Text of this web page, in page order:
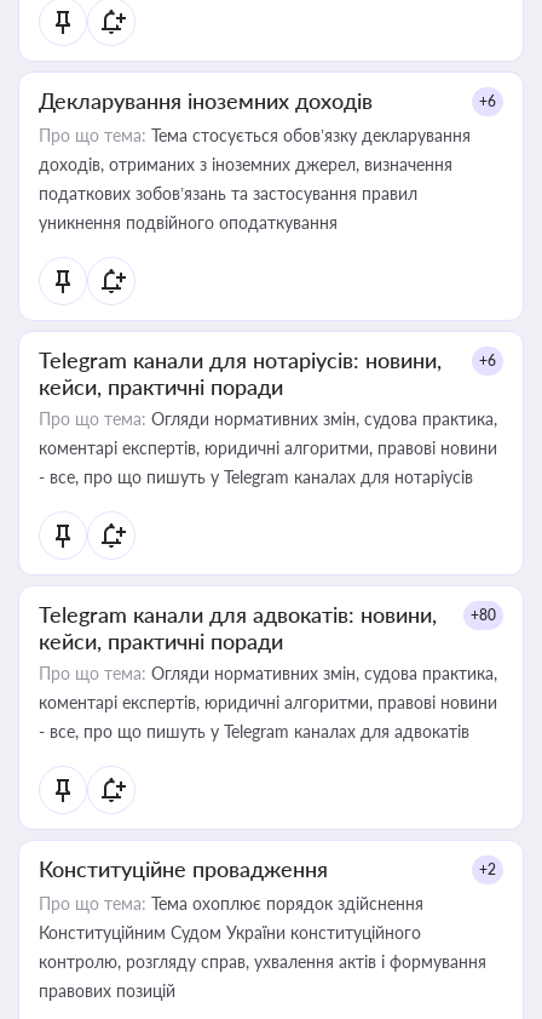
Декларування іноземних доходів +6
Про що тема: Тема стосується обов’язку декларування
доходів, отриманих з іноземних джерел, визначення
податкових зобов’язань та застосування правил
уникнення подвійного оподаткування
Telegram канали для нотаріусів: новини,
кейси, практичні поради
+6
Про що тема: Огляди нормативних змін, судова практика,
коментарі експертів, юридичні алгоритми, правові новини
- все, про що пишуть у Telegram каналах для нотаріусів
Telegram канали для адвокатів: новини,
кейси, практичні поради
+80
Про що тема: Огляди нормативних змін, судова практика,
коментарі експертів, юридичні алгоритми, правові новини
- все, про що пишуть у Telegram каналах для адвокатів
Конституційне провадження +2
Про що тема: Тема охоплює порядок здійснення
Конституційним Судом України конституційного
контролю, розгляду справ, ухвалення актів і формування
правових позицій